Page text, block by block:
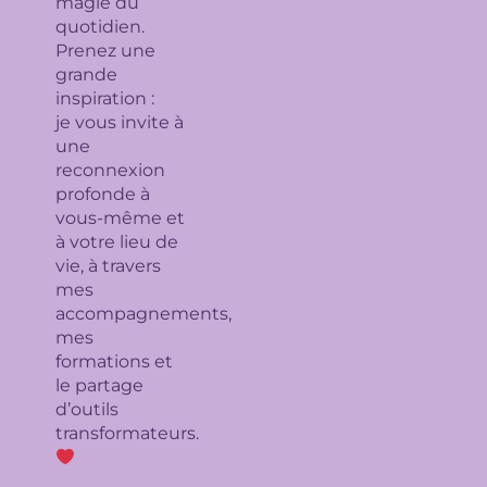
quotidien.
Prenez une
grande
inspiration :
je vous invite à
une
reconnexion
profonde à
vous-même et
à votre lieu de
vie, à travers
mes
accompagnements,
mes
formations et
le partage
d’outils
transformateurs.